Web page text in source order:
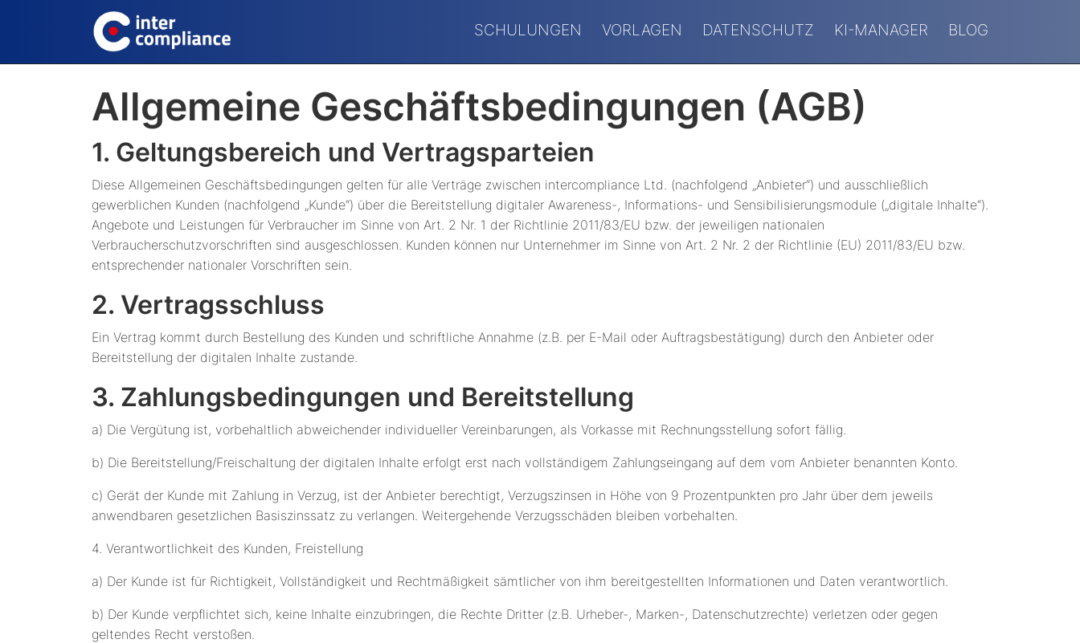
SCHULUNGEN VORLAGEN DATENSCHUTZ KI-MANAGER BLOG
Allgemeine Geschäftsbedingungen (AGB)
1. Geltungsbereich und Vertragsparteien
Diese Allgemeinen Geschäftsbedingungen gelten für alle Verträge zwischen intercompliance Ltd. (nachfolgend „Anbieter“) und ausschließlich
gewerblichen Kunden (nachfolgend „Kunde“) über die Bereitstellung digitaler Awareness-, Informations- und Sensibilisierungsmodule („digitale Inhalte“).
Angebote und Leistungen für Verbraucher im Sinne von Art. 2 Nr. 1 der Richtlinie 2011/83/EU bzw. der jeweiligen nationalen
Verbraucherschutzvorschriften sind ausgeschlossen. Kunden können nur Unternehmer im Sinne von Art. 2 Nr. 2 der Richtlinie (EU) 2011/83/EU bzw.
entsprechender nationaler Vorschriften sein.
2. Vertragsschluss
Ein Vertrag kommt durch Bestellung des Kunden und schriftliche Annahme (z.B. per E-Mail oder Auftragsbestätigung) durch den Anbieter oder
Bereitstellung der digitalen Inhalte zustande.
3. Zahlungsbedingungen und Bereitstellung
a) Die Vergütung ist, vorbehaltlich abweichender individueller Vereinbarungen, als Vorkasse mit Rechnungsstellung sofort fällig.
b) Die Bereitstellung/Freischaltung der digitalen Inhalte erfolgt erst nach vollständigem Zahlungseingang auf dem vom Anbieter benannten Konto.
c) Gerät der Kunde mit Zahlung in Verzug, ist der Anbieter berechtigt, Verzugszinsen in Höhe von 9 Prozentpunkten pro Jahr über dem jeweils
anwendbaren gesetzlichen Basiszinssatz zu verlangen. Weitergehende Verzugsschäden bleiben vorbehalten.
4. Verantwortlichkeit des Kunden, Freistellung
a) Der Kunde ist für Richtigkeit, Vollständigkeit und Rechtmäßigkeit sämtlicher von ihm bereitgestellten Informationen und Daten verantwortlich.
b) Der Kunde verpflichtet sich, keine Inhalte einzubringen, die Rechte Dritter (z.B. Urheber-, Marken-, Datenschutzrechte) verletzen oder gegen
geltendes Recht verstoßen.